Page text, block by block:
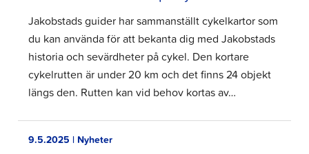
Jakobstads guider har sammanställt cykelkartor som
du kan använda för att bekanta dig med Jakobstads
historia och sevärdheter på cykel. Den kortare
cykelrutten är under 20 km och det finns 24 objekt
längs den. Rutten kan vid behov kortas av…
9.5.2025 | Nyheter